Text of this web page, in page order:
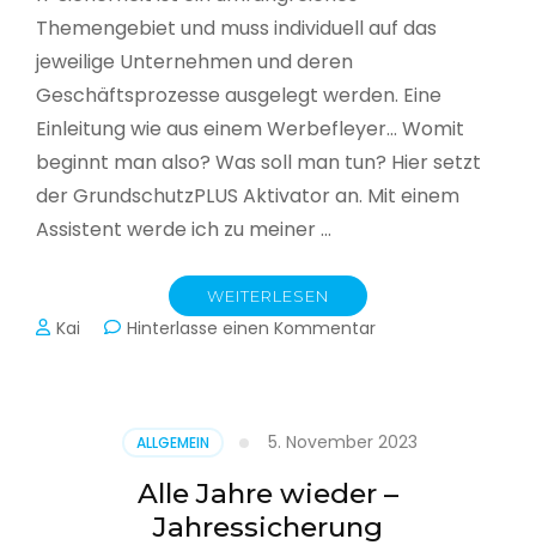
Themengebiet und muss individuell auf das
jeweilige Unternehmen und deren
Geschäftsprozesse ausgelegt werden. Eine
Einleitung wie aus einem Werbefleyer… Womit
beginnt man also? Was soll man tun? Hier setzt
der GrundschutzPLUS Aktivator an. Mit einem
Assistent werde ich zu meiner …
WEITERLESEN
Kai Hinterlasse einen Kommentarzu
ALLGEMEIN 5. November 2023
Alle Jahre wieder –
Jahressicherung